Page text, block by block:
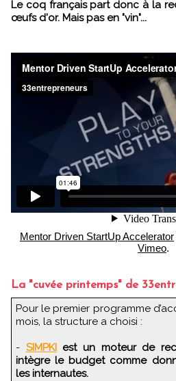
Le coq français part donc à la
œufs d'or. Mais pas en "vin"...
Mentor Driven StartUp Accelerator
Vimeo.
La "cuvée printemps" de
Pour le premier programme d’accompagnement de trois
mois, la structure a choisi :
- SIMPKI est un moteur de
intègre le budget comme
les internautes.